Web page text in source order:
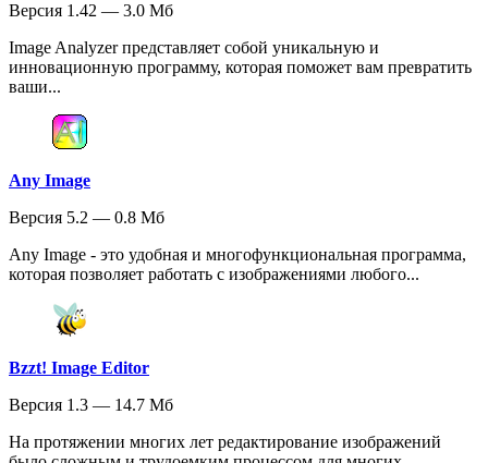
Версия 1.42 — 3.0 Мб
Image Analyzer представляет собой уникальную и
инновационную программу, которая поможет вам превратить
ваши...
Any Image
Версия 5.2 — 0.8 Мб
Any Image - это удобная и многофункциональная программа,
которая позволяет работать с изображениями любого...
Bzzt! Image Editor
Версия 1.3 — 14.7 Мб
На протяжении многих лет редактирование изображений